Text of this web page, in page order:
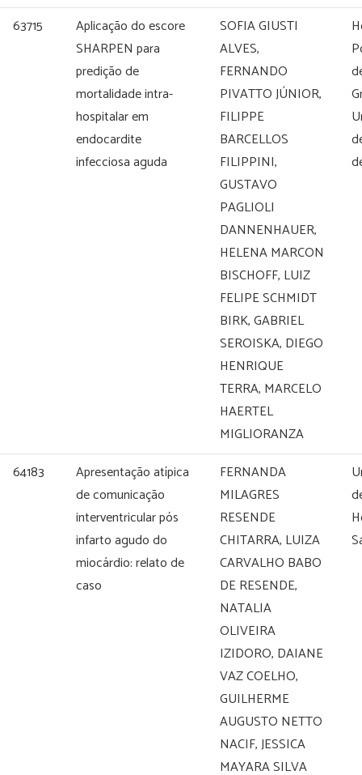
63715
Aplicação do escore
SHARPEN para
predição de
mortalidade intra-
hospitalar em
endocardite
infecciosa aguda
SOFIA GIUSTI
ALVES,
FERNANDO
PIVATTO JÚNIOR,
FILIPPE
BARCELLOS
FILIPPINI,
GUSTAVO
PAGLIOLI
DANNENHAUER,
HELENA MARCON
BISCHOFF, LUIZ
FELIPE SCHMIDT
BIRK, GABRIEL
SEROISKA, DIEGO
HENRIQUE
TERRA, MARCELO
HAERTEL
MIGLIORANZA
64183
Apresentação atípica
de comunicação
interventricular pós
infarto agudo do
miocárdio: relato de
caso
FERNANDA
MILAGRES
RESENDE
CHITARRA, LUIZA
CARVALHO BABO
DE RESENDE,
NATALIA
OLIVEIRA
IZIDORO, DAIANE
VAZ COELHO,
GUILHERME
AUGUSTO NETTO
NACIF, JESSICA
MAYARA SILVA